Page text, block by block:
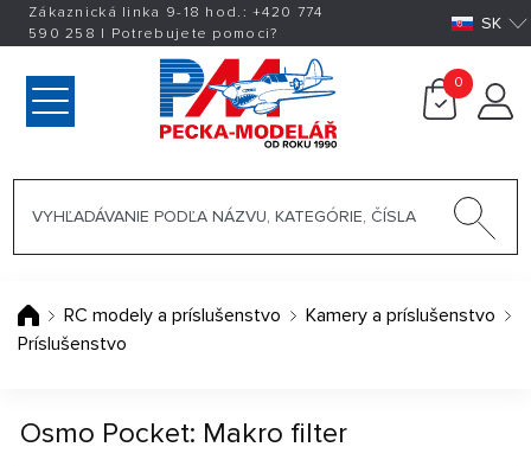
Zákaznická linka 9-18 hod.:+420 774
590 258 | Potrebujete pomoci? SK
0
RC modely a príslušenstvo
Kamery a príslušenstvo
Príslušenstvo
Osmo Pocket: Makro filter